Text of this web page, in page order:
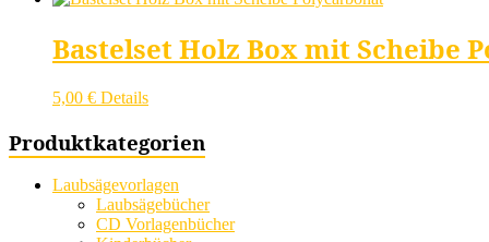
Bastelset Holz Box mit Scheibe
5,00 € Details
Produktkategorien
Laubsägevorlagen
Laubsägebücher
CD Vorlagenbücher